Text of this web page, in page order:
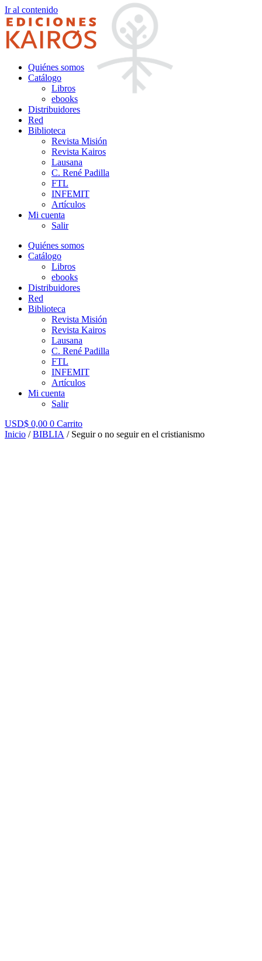
Ir al contenido
Quiénes somos
Catálogo
Libros
ebooks
Distribuidores
Red
Biblioteca
Revista Misión
Revista Kairos
Lausana
C. René Padilla
FTL
INFEMIT
Artículos
Mi cuenta
Salir
Quiénes somos
Catálogo
Libros
ebooks
Distribuidores
Red
Biblioteca
Revista Misión
Revista Kairos
Lausana
C. René Padilla
FTL
INFEMIT
Artículos
Mi cuenta
Salir
USD$ 0,00 0 Carrito
Inicio /BIBLIA / Seguir o no seguir en el cristianismo